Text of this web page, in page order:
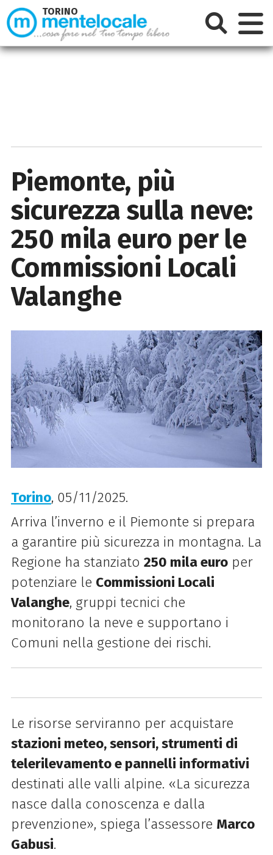
Piemonte, più
sicurezza sulla neve:
250 mila euro per le
Commissioni Locali
Valanghe
Torino, 05/11/2025.
Arriva l’inverno e il Piemonte si prepara
a garantire più sicurezza in montagna. La
Regione ha stanziato 250 mila europer
potenziare le Commissioni Locali
Valanghe, gruppi tecnici che
monitorano la neve e supportano i
Comuni nella gestione dei rischi.
Le risorse serviranno per acquistare
stazioni meteo, sensori, strumenti di
telerilevamento e pannelli informativi
destinati alle valli alpine. «La sicurezza
nasce dalla conoscenza e dalla
prevenzione», spiega l’assessore Marco
Gabusi.
TORINO